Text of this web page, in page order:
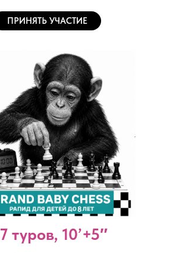
ПРИНЯТЬ УЧАСТИЕ
7 туров, 10’+5″